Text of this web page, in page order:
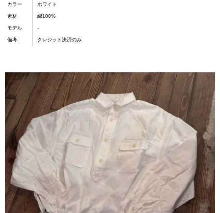
カラー ホワイト
素材 綿100%
モデル -
備考 クレジット決済のみ